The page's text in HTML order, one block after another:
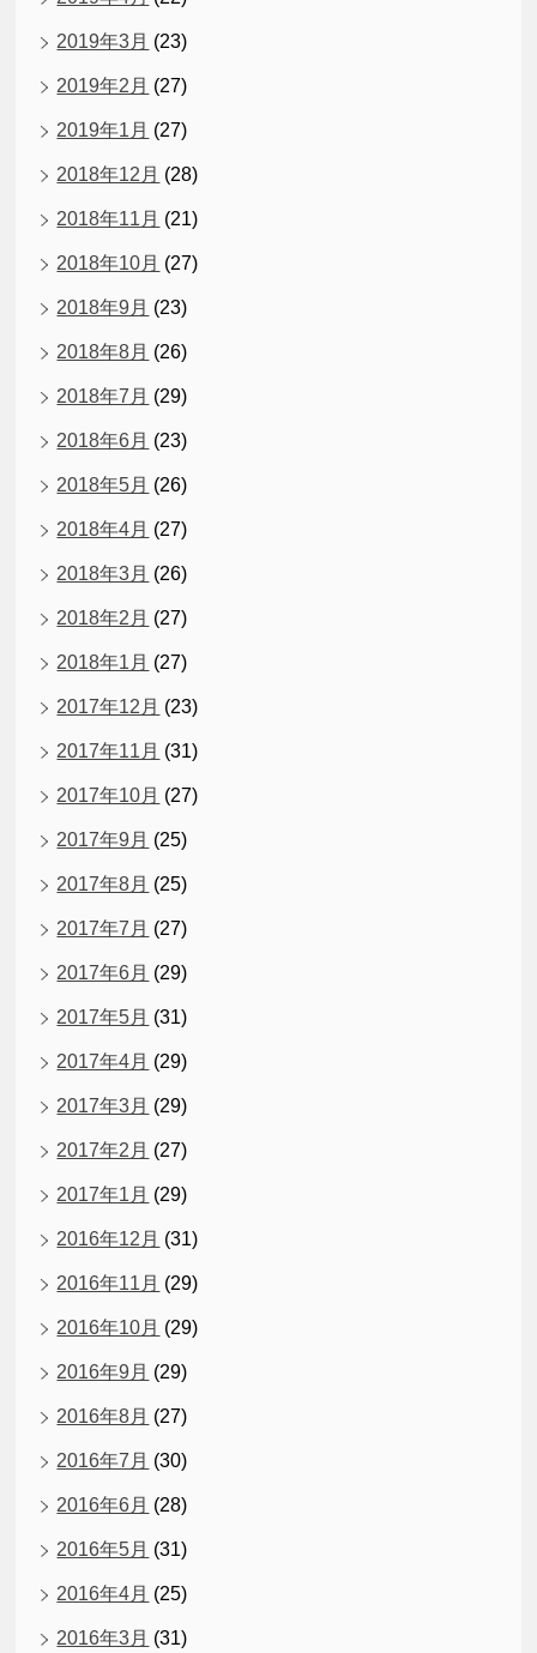
2019年3月 (23)
2019年2月 (27)
2019年1月 (27)
2018年12月 (28)
2018年11月 (21)
2018年10月 (27)
2018年9月 (23)
2018年8月 (26)
2018年7月 (29)
2018年6月 (23)
2018年5月 (26)
2018年4月 (27)
2018年3月 (26)
2018年2月 (27)
2018年1月 (27)
2017年12月 (23)
2017年11月 (31)
2017年10月 (27)
2017年9月 (25)
2017年8月 (25)
2017年7月 (27)
2017年6月 (29)
2017年5月 (31)
2017年4月 (29)
2017年3月 (29)
2017年2月 (27)
2017年1月 (29)
2016年12月 (31)
2016年11月 (29)
2016年10月 (29)
2016年9月 (29)
2016年8月 (27)
2016年7月 (30)
2016年6月 (28)
2016年5月 (31)
2016年4月 (25)
2016年3月 (31)